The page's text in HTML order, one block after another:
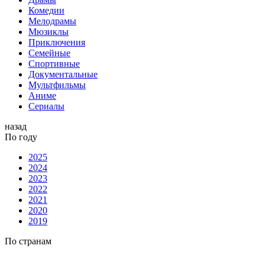
Комедии
Мелодрамы
Мюзиклы
Приключения
Семейные
Спортивные
Документальные
Мультфильмы
Аниме
Сериалы
назад
По году
2025
2024
2023
2022
2021
2020
2019
По странам